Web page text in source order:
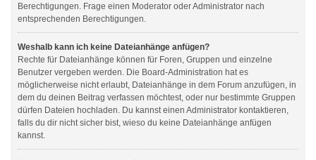
Berechtigungen. Frage einen Moderator oder Administrator nach
entsprechenden Berechtigungen.
Weshalb kann ich keine Dateianhänge anfügen?
Rechte für Dateianhänge können für Foren, Gruppen und einzelne
Benutzer vergeben werden. Die Board-Administration hat es
möglicherweise nicht erlaubt, Dateianhänge in dem Forum anzufügen, in
dem du deinen Beitrag verfassen möchtest, oder nur bestimmte Gruppen
dürfen Dateien hochladen. Du kannst einen Administrator kontaktieren,
falls du dir nicht sicher bist, wieso du keine Dateianhänge anfügen
kannst.